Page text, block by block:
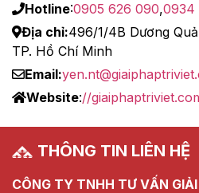
Hotline:0905 626 090,0934
Địa chỉ:496/1/4B Dương
TP. Hồ Chí Minh
Email:
Website://
THÔNG TIN LIÊN HỆ
CÔNG TY TNHH TƯ VẤN